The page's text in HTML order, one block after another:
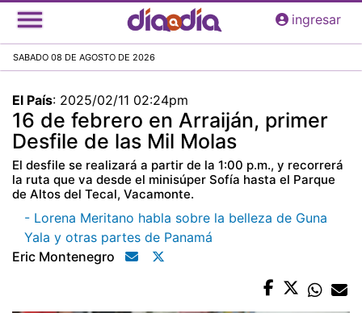
Pasar
al
principal
ingresar
SABADO 08 DE AGOSTO DE 2026
El País: 2025/02/11 02:24pm
16 de febrero en Arraiján, primer
Desfile de las Mil Molas
El desfile se realizará a partir de la 1:00 p.m., y recorrerá
la ruta que va desde el minisúper Sofía hasta el Parque
de Altos del Tecal, Vacamonte.
- Lorena Meritano habla sobre la belleza de Guna
Yala y otras partes de Panamá
Eric Montenegro